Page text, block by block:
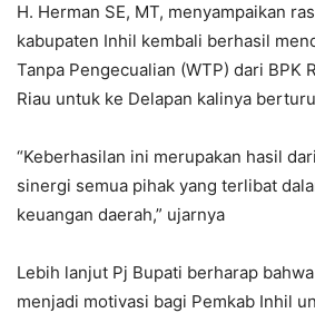
H. Herman SE, MT, menyampaikan
kabupaten Inhil kembali berhasil
Tanpa Pengecualian (WTP) dari BPK
Riau untuk ke Delapan kalinya
“Keberhasilan ini merupakan hasil
sinergi semua pihak yang terlibat
keuangan daerah,” ujarnya
Lebih lanjut Pj Bupati berharap
menjadi motivasi bagi Pemkab Inhil